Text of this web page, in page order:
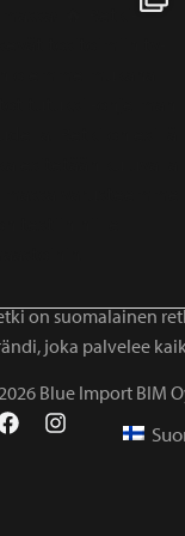
on suomalainen
joka palvelee
Blue Import BIM